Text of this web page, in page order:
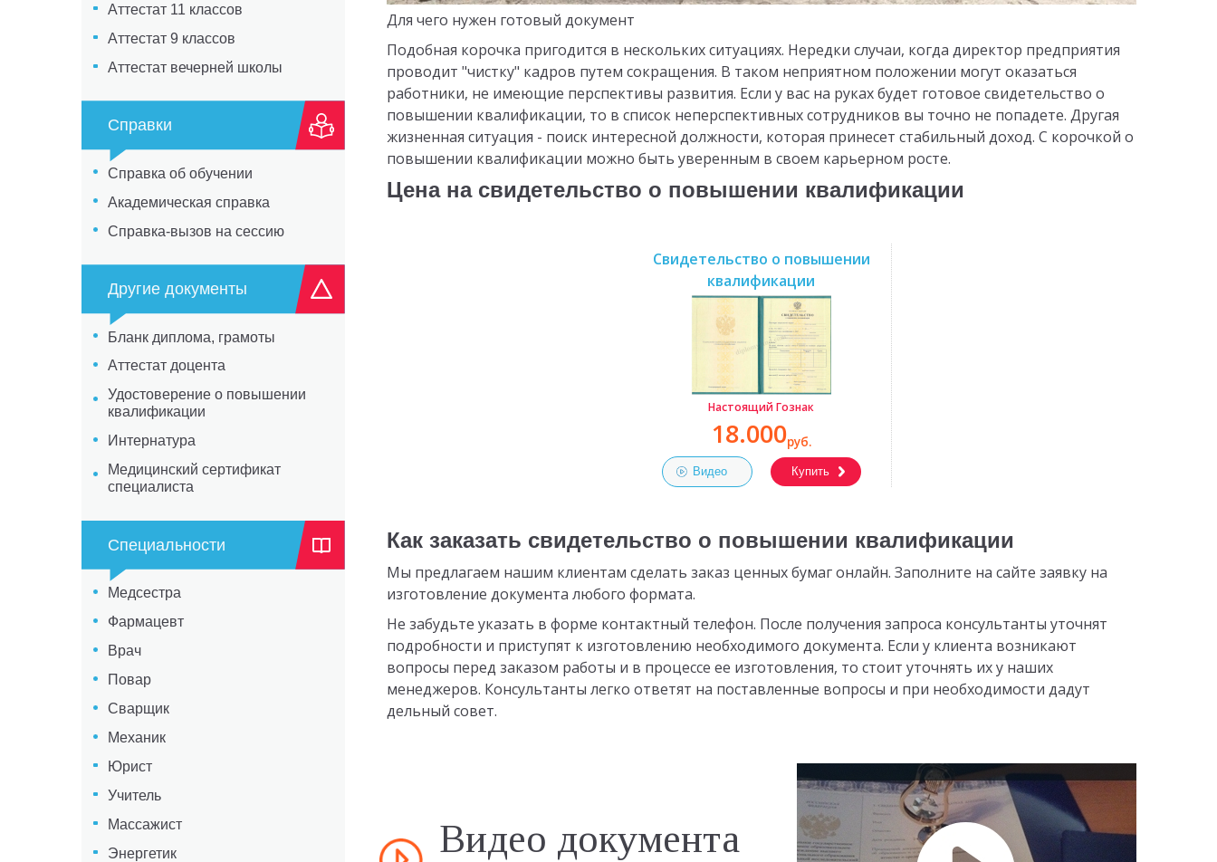
Аттестат 11 классов
Аттестат 9 классов
Аттестат вечерней школы
Справки
Справка об обучении
Академическая справка
Справка-вызов на сессию
Другие документы
Бланк диплома, грамоты
Аттестат доцента
Удостоверение о повышении
квалификации
Интернатура
Медицинский сертификат
специалиста
Специальности
Медсестра
Фармацевт
Врач
Повар
Сварщик
Механик
Юрист
Учитель
Массажист
Энергетик
Для чего нужен готовый документ
Подобная корочка пригодится в нескольких ситуациях. Нередки случаи, когда директор предприятия
проводит "чистку" кадров путем сокращения. В таком неприятном положении могут оказаться
работники, не имеющие перспективы развития. Если у вас на руках будет готовое свидетельство о
повышении квалификации, то в список неперспективных сотрудников вы точно не попадете. Другая
жизненная ситуация - поиск интересной должности, которая принесет стабильный доход. С корочкой о
повышении квалификации можно быть уверенным в своем карьерном росте.
Цена на свидетельство о повышении квалификации
Свидетельство о повышении
квалификации
Настоящий Гознак
18.000руб.
Видео Купить
Как заказать свидетельство о повышении квалификации
Мы предлагаем нашим клиентам сделать заказ ценных бумаг онлайн. Заполните на сайте заявку на
изготовление документа любого формата.
Не забудьте указать в форме контактный телефон. После получения запроса консультанты уточнят
подробности и приступят к изготовлению необходимого документа. Если у клиента возникают
вопросы перед заказом работы и в процессе ее изготовления, то стоит уточнять их у наших
менеджеров. Консультанты легко ответят на поставленные вопросы и при необходимости дадут
дельный совет.
Видео документа